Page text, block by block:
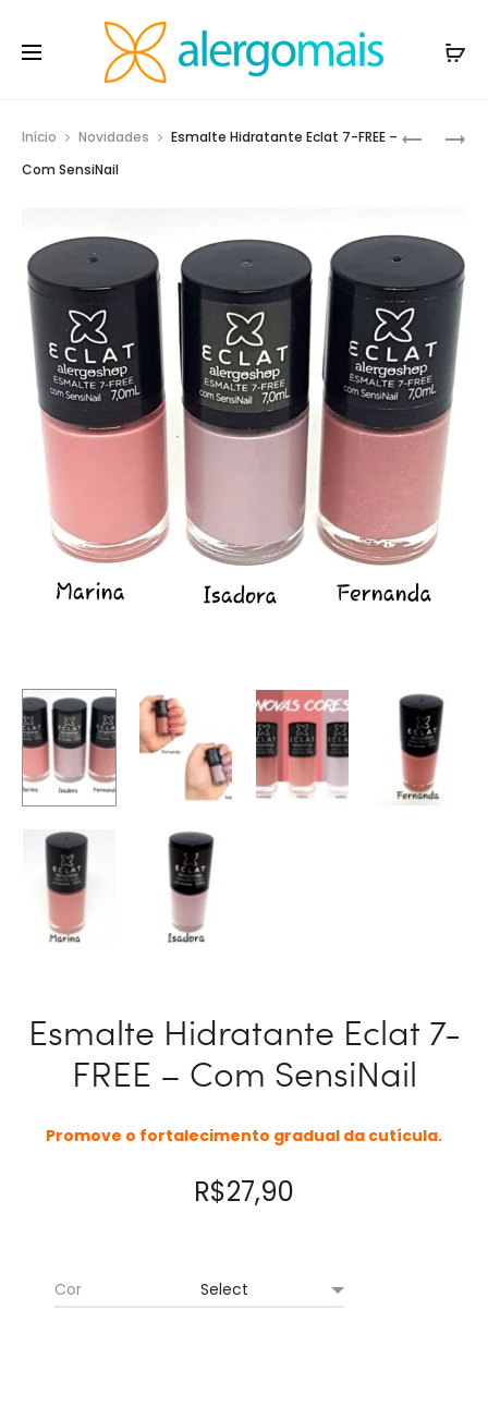
SUPER
SOFT
SECANTE
DRY
EXPRESS
–
ECLAT
Início Novidades
Esmalte Hidratante Eclat 7-FREE –
Com SensiNail
Esmalte Hidratante Eclat 7-
FREE – Com SensiNail
Promove o fortalecimento gradual da cutícula.
R$27,90
Cor